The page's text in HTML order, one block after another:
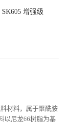
增强级
材料，属于聚酰胺
以尼龙66树脂为基